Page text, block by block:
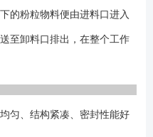
的粉粒物料便由进料口进入
至卸料口排出，在整个工作
、结构紧凑、密封性能好